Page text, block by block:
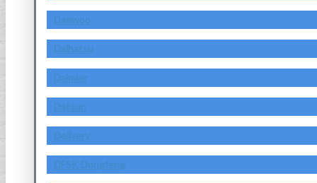
Daewoo
Daihatsu
Daimler
Datsun
Delivery
DFSK Dongfeng